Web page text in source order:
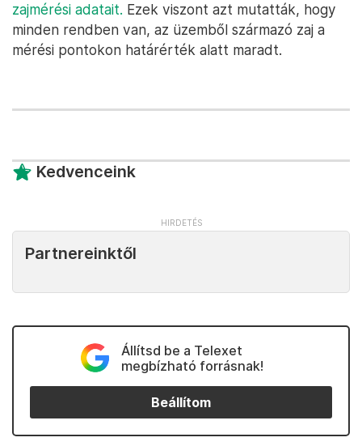
zajmérési adatait. Ezek viszont azt mutatták, hogy
minden rendben van, az üzemből származó zaj a
mérési pontokon határérték alatt maradt.
Kedvenceink
Partnereinktől
Állítsd be a Telexet
megbízható forrásnak!
Beállítom